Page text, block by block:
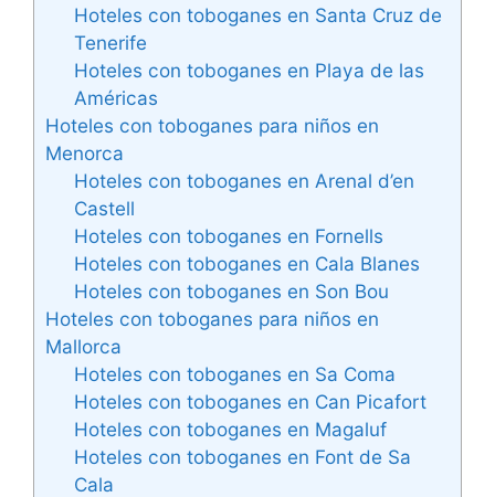
Hoteles con toboganes en Santa Cruz de
Tenerife
Hoteles con toboganes en Playa de las
Américas
Hoteles con toboganes para niños en
Menorca
Hoteles con toboganes en Arenal d’en
Castell
Hoteles con toboganes en Fornells
Hoteles con toboganes en Cala Blanes
Hoteles con toboganes en Son Bou
Hoteles con toboganes para niños en
Mallorca
Hoteles con toboganes en Sa Coma
Hoteles con toboganes en Can Picafort
Hoteles con toboganes en Magaluf
Hoteles con toboganes en Font de Sa
Cala